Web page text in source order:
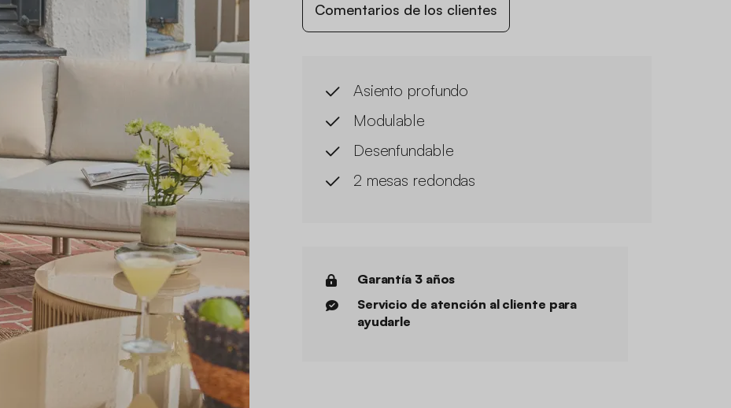
Comentarios de los clientes
Asiento profundo
Modulable
Desenfundable
2 mesas redondas
Garantía 3 años
Servicio de atención al cliente para
ayudarle